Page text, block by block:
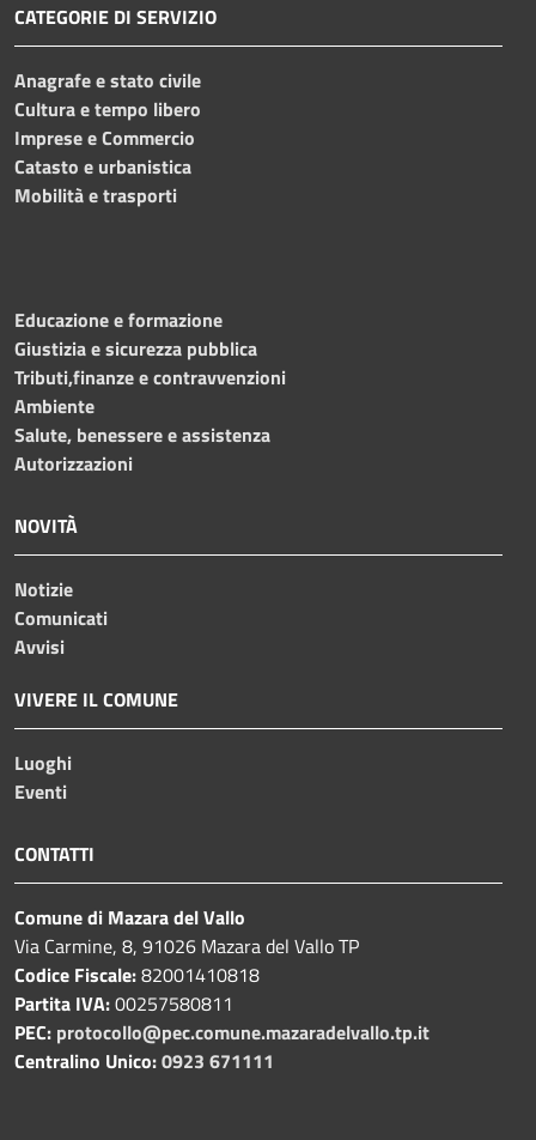
CATEGORIE DI SERVIZIO
Anagrafe e stato civile
Cultura e tempo libero
Imprese e Commercio
Catasto e urbanistica
Mobilità e trasporti
Educazione e formazione
Giustizia e sicurezza pubblica
Tributi,finanze e contravvenzioni
Ambiente
Salute, benessere e assistenza
Autorizzazioni
NOVITÀ
Notizie
Comunicati
Avvisi
VIVERE IL COMUNE
Luoghi
Eventi
CONTATTI
Comune di Mazara del Vallo
Via Carmine, 8, 91026 Mazara del Vallo TP
Codice Fiscale:82001410818
Partita IVA:00257580811
PEC: protocollo@pec.comune.mazaradelvallo.tp.it
Centralino Unico:0923 671111